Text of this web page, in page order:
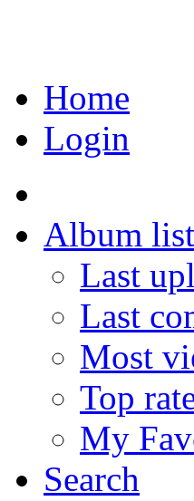
Home
Login
Album list
Last
Last
Most
Top
My
Search